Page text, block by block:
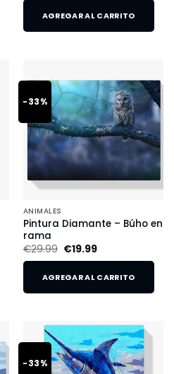
AGREGAR AL CARRITO
-33%
ANIMALES
Pintura Diamante – Búho en
rama
€29.99 €19.99
AGREGAR AL CARRITO
-33%